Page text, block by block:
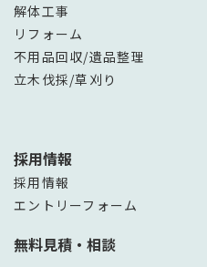
解体工事
リフォーム
不用品回収/遺品整理
立木伐採/草刈り
採用情報
採用情報
エントリーフォーム
無料見積・相談